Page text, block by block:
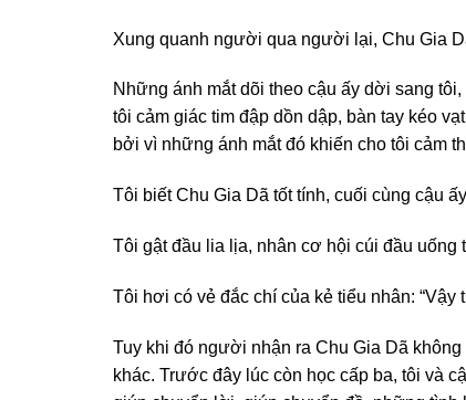
Xung quanh người qua người lại, Chu Gia
Những ánh mắt dõi theo cậu ấy dời sang
tôi cảm giác tim đập dồn dập, bàn tay kéo
bởi vì những ánh mắt đó khiến cho tôi cảm
Tôi biết Chu Gia Dã tốt tính, cuối cùng cậu
Tôi gật đầu lia lịa, nhân cơ hội cúi đầu uống
Tôi hơi có vẻ đắc chí của kẻ tiểu nhân: “Vậy
Tuy khi đó người nhận ra Chu Gia Dã
khác. Trước đây lúc còn học cấp ba, tôi và